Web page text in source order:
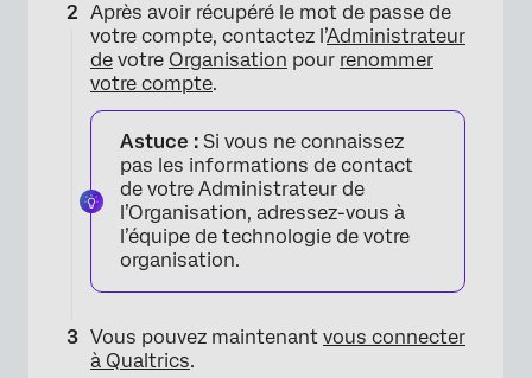
Après avoir récupéré le mot de passe de
votre compte, contactez l’Administrateur
de votre Organisation pour renommer
votre compte.
Astuce : Si vous ne connaissez
pas les informations de contact
de votre Administrateur de
l’Organisation, adressez-vous à
l’équipe de technologie de votre
organisation.
Vous pouvez maintenant vous connecter
à Qualtrics.